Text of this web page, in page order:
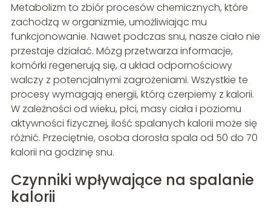
Metabolizm to zbiór procesów chemicznych, które
zachodzą w organizmie, umożliwiając mu
funkcjonowanie. Nawet podczas snu, nasze ciało nie
przestaje działać. Mózg przetwarza informacje,
komórki regenerują się, a układ odpornościowy
walczy z potencjalnymi zagrożeniami. Wszystkie te
procesy wymagają energii, którą czerpiemy z kalorii.
W zależności od wieku, płci, masy ciała i poziomu
aktywności fizycznej, ilość spalanych kalorii może się
różnić. Przeciętnie, osoba dorosła spala od 50 do 70
kalorii na godzinę snu.
Czynniki wpływające na spalanie
kalorii